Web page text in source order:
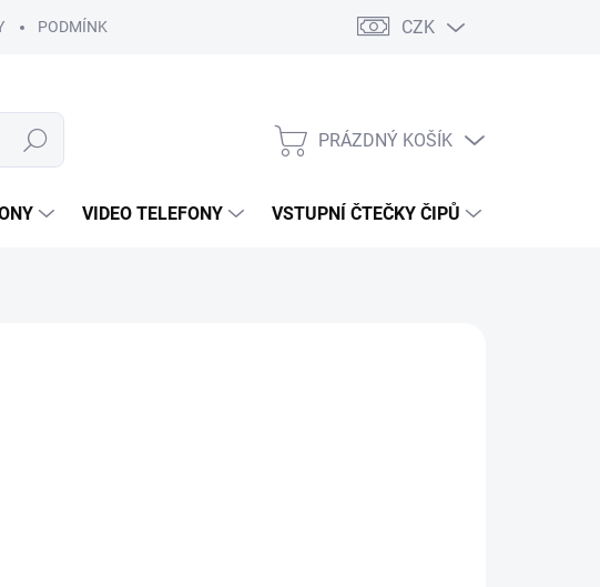
PODMÍNKY OCHRANY CZK
Hledat
NÁKUPNÍ
PRÁZDNÝ KOŠÍK
VIDEO TELEFONY VSTUPNÍ ČTEČKY ČIPŮ